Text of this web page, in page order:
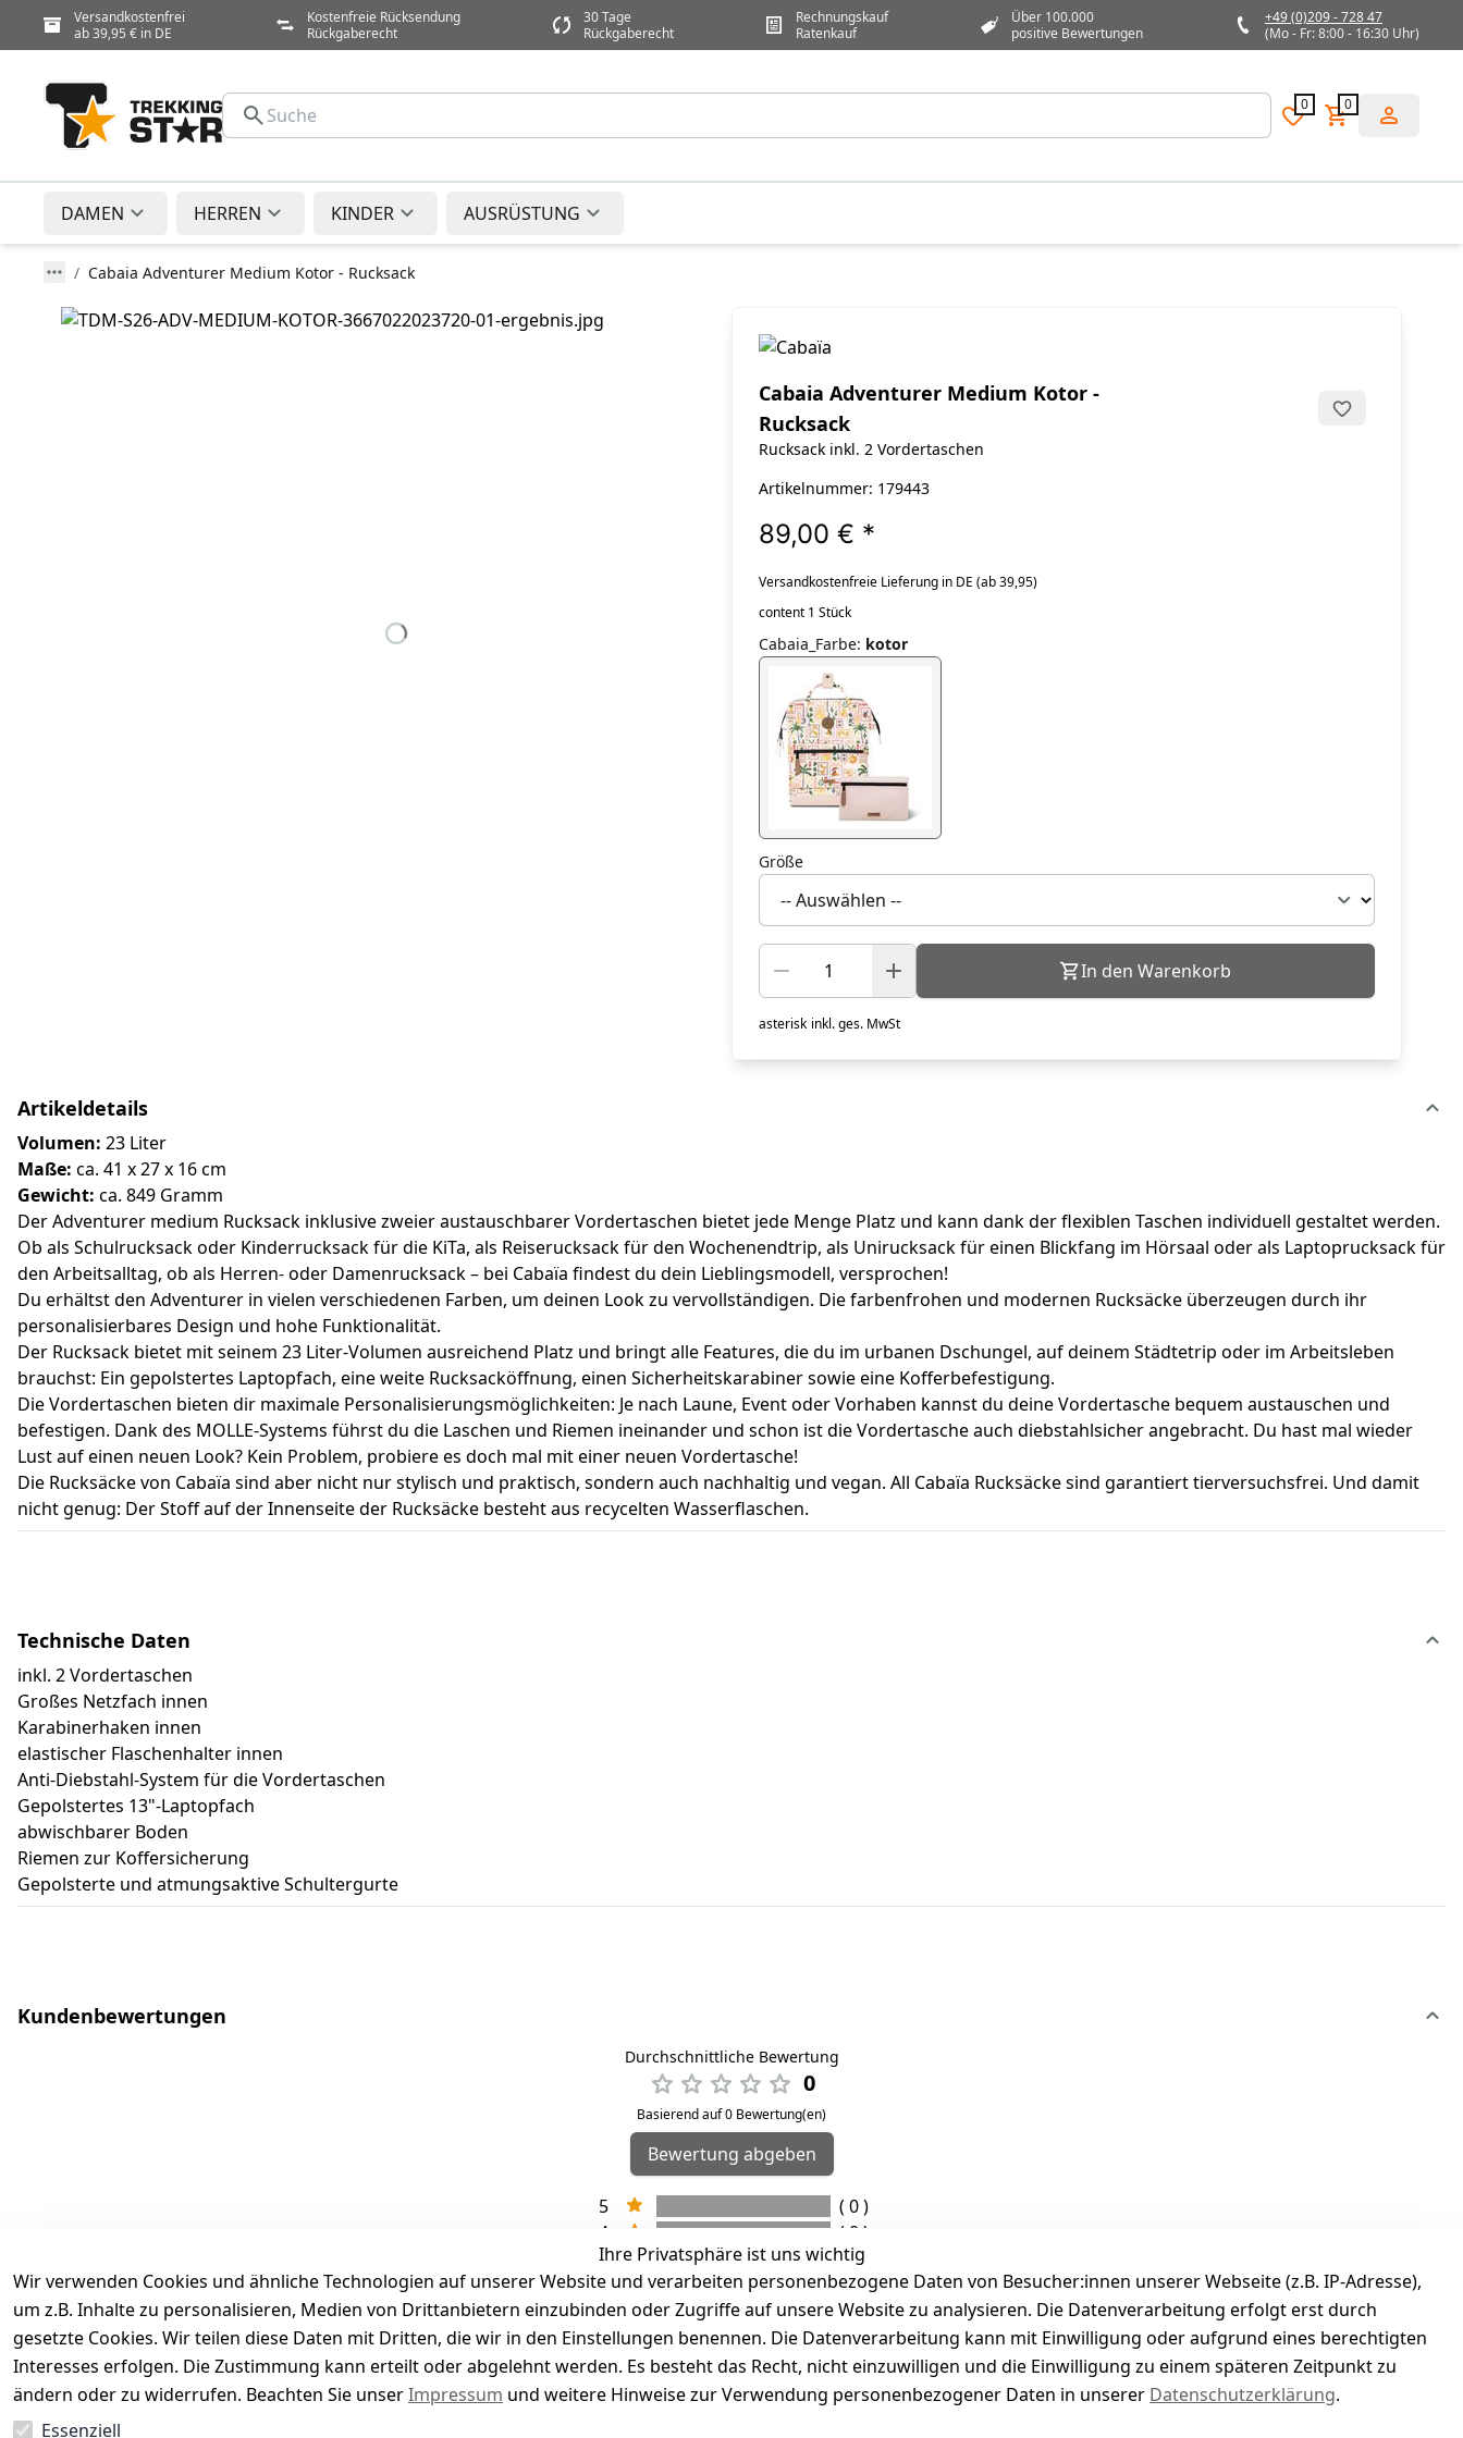
Versandkostenfrei
ab 39,95 € in DE
Kostenfreie Rücksendung
Rückgaberecht
30 Tage
Rückgaberecht
Rechnungskauf
Ratenkauf
Über 100.000
positive Bewertungen
+49 (0)209 - 728 47
(Mo - Fr: 8:00 - 16:30 Uhr)
0 0
DAMEN HERREN KINDER AUSRÜSTUNG
Cabaia Adventurer Medium Kotor - Rucksack
Cabaia Adventurer Medium Kotor -
Rucksack
Rucksack inkl. 2 Vordertaschen
Artikelnummer: 179443
89,00 € *
Versandkostenfreie Lieferung in DE (ab 39,95)
content 1 Stück
Cabaia_Farbe: kotor
Größe
In den Warenkorb
asterisk inkl. ges. MwSt
Artikeldetails
Volumen: 23 Liter
Maße: ca. 41 x 27 x 16 cm
Gewicht: ca. 849 Gramm
Der Adventurer medium Rucksack inklusive zweier austauschbarer Vordertaschen bietet jede Menge Platz und kann dank der flexiblen Taschen individuell gestaltet werden.
Ob als Schulrucksack oder Kinderrucksack für die KiTa, als Reiserucksack für den Wochenendtrip, als Unirucksack für einen Blickfang im Hörsaal oder als Laptoprucksack für
den Arbeitsalltag, ob als Herren- oder Damenrucksack – bei Cabaïa findest du dein Lieblingsmodell, versprochen!
Du erhältst den Adventurer in vielen verschiedenen Farben, um deinen Look zu vervollständigen. Die farbenfrohen und modernen Rucksäcke überzeugen durch ihr
personalisierbares Design und hohe Funktionalität.
Der Rucksack bietet mit seinem 23 Liter-Volumen ausreichend Platz und bringt alle Features, die du im urbanen Dschungel, auf deinem Städtetrip oder im Arbeitsleben
brauchst: Ein gepolstertes Laptopfach, eine weite Rucksacköffnung, einen Sicherheitskarabiner sowie eine Kofferbefestigung.
Die Vordertaschen bieten dir maximale Personalisierungsmöglichkeiten: Je nach Laune, Event oder Vorhaben kannst du deine Vordertasche bequem austauschen und
befestigen. Dank des MOLLE-Systems führst du die Laschen und Riemen ineinander und schon ist die Vordertasche auch diebstahlsicher angebracht. Du hast mal wieder
Lust auf einen neuen Look? Kein Problem, probiere es doch mal mit einer neuen Vordertasche!
Die Rucksäcke von Cabaïa sind aber nicht nur stylisch und praktisch, sondern auch nachhaltig und vegan. All Cabaïa Rucksäcke sind garantiert tierversuchsfrei. Und damit
nicht genug: Der Stoff auf der Innenseite der Rucksäcke besteht aus recycelten Wasserflaschen.
Technische Daten
inkl. 2 Vordertaschen
Großes Netzfach innen
Karabinerhaken innen
elastischer Flaschenhalter innen
Anti-Diebstahl-System für die Vordertaschen
Gepolstertes 13"-Laptopfach
abwischbarer Boden
Riemen zur Koffersicherung
Gepolsterte und atmungsaktive Schultergurte
Kundenbewertungen
Durchschnittliche Bewertung
0
Basierend auf 0 Bewertung(en)
Bewertung abgeben
5
( 0 )
4
( 0 )
3
( 0 )
2
( 0 )
1
( 0 )
Es hat noch niemand eine Bewertung für diesen Artikel abgegeben
Ihre Privatsphäre ist uns wichtig
Wir verwenden Cookies und ähnliche Technologien auf unserer Website und verarbeiten personenbezogene Daten von Besucher:innen unserer Webseite (z.B. IP-Adresse),
um z.B. Inhalte zu personalisieren, Medien von Drittanbietern einzubinden oder Zugriffe auf unsere Website zu analysieren. Die Datenverarbeitung erfolgt erst durch
gesetzte Cookies. Wir teilen diese Daten mit Dritten, die wir in den Einstellungen benennen. Die Datenverarbeitung kann mit Einwilligung oder aufgrund eines berechtigten
Interesses erfolgen. Die Zustimmung kann erteilt oder abgelehnt werden. Es besteht das Recht, nicht einzuwilligen und die Einwilligung zu einem späteren Zeitpunkt zu
ändern oder zu widerrufen. Beachten Sie unserImpressum und weitere Hinweise zur Verwendung personenbezogener Daten in unserer Datenschutzerklärung.
Essenziell